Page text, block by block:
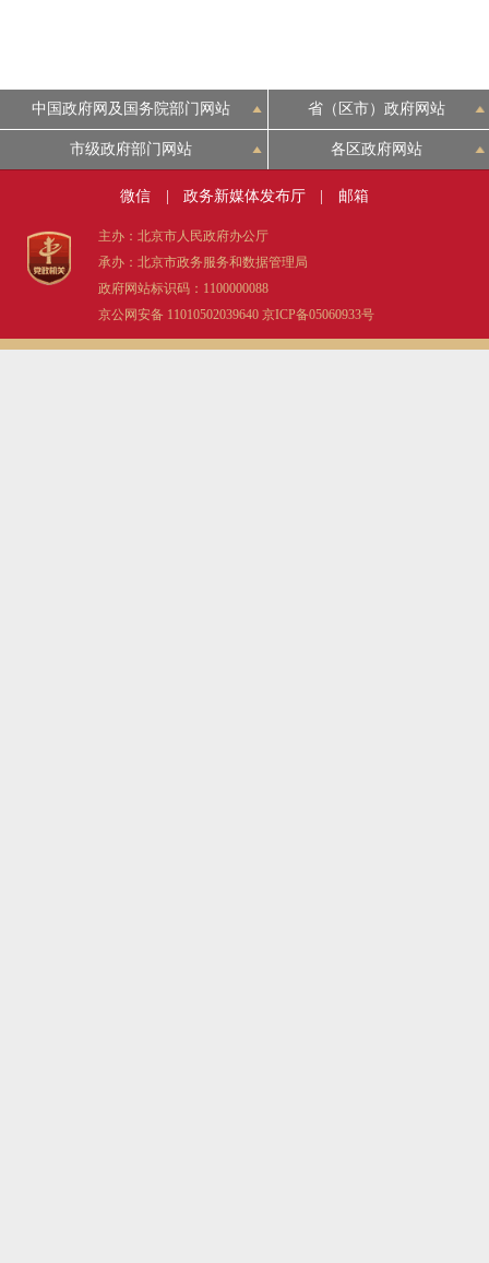
中国政府网及国务院部门网站 省（区市）政府网站
市级政府部门网站 各区政府网站
微信 政务新媒体发布厅 邮箱
主办：北京市人民政府办公厅
承办：北京市政务服务和数据管理局
政府网站标识码：1100000088
京公网安备 11010502039640 京ICP备05060933号